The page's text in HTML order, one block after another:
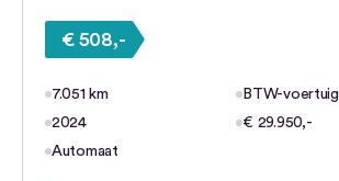
€ 508,-
7.051 km
BTW-voertuig
2024
€ 29.950,-
Automaat